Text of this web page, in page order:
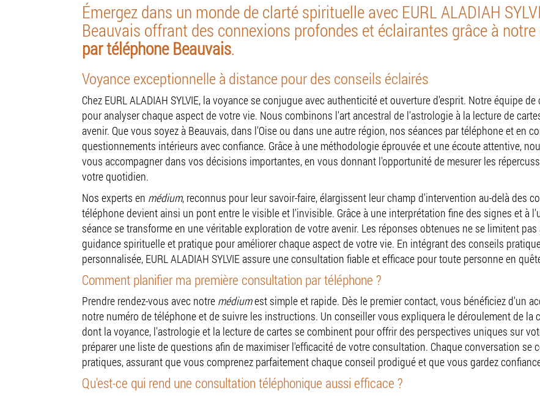
Émergez dans un monde de clarté spirituelle avec EURL ALADIAH
Beauvais offrant des connexions profondes et éclairantes grâce à
par téléphone Beauvais.
Voyance exceptionnelle à distance pour des conseils éclairés
Chez EURL ALADIAH SYLVIE, la voyance se conjugue avec authenticité et ouverture d'esprit. Notre équipe
pour analyser chaque aspect de votre vie. Nous combinons l'art ancestral de l'astrologie à la lecture de
avenir. Que vous soyez à Beauvais, dans l'Oise ou dans une autre région, nos séances par téléphone et en
questionnements intérieurs avec confiance. Grâce à une méthodologie éprouvée et une écoute attentive,
vous accompagner dans vos décisions importantes, en vous donnant l'opportunité de mesurer les
votre quotidien.
Nos experts en médium, reconnus pour leur savoir-faire, élargissent leur champ d'intervention au-delà des
téléphone devient ainsi un pont entre le visible et l'invisible. Grâce à une interprétation fine des signes et à
séance se transforme en une véritable exploration de votre avenir. Les réponses obtenues ne se limitent
guidance spirituelle et pratique pour améliorer chaque aspect de votre vie. En intégrant des conseils
personnalisée, EURL ALADIAH SYLVIE assure une consultation fiable et efficace pour toute personne en
Comment planifier ma première consultation par téléphone ?
Prendre rendez-vous avec notre médiumest simple et rapide. Dès le premier contact, vous bénéficiez d'un
notre numéro de téléphone et de suivre les instructions. Un conseiller vous expliquera le déroulement de
dont la voyance, l'astrologie et la lecture de cartes se combinent pour offrir des perspectives uniques sur
préparer une liste de questions afin de maximiser l'efficacité de votre consultation. Chaque conversation se
pratiques, assurant que vous comprenez parfaitement chaque conseil prodigué et que vous gardez
Qu'est-ce qui rend une consultation téléphonique aussi efficace ?